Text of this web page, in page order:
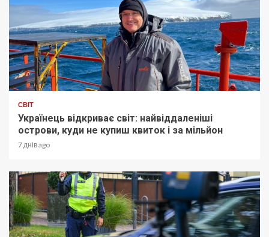
СВІТ
Українець відкриває світ: найвіддаленіші
острови, куди не купиш квиток і за мільйон
7 днів ago